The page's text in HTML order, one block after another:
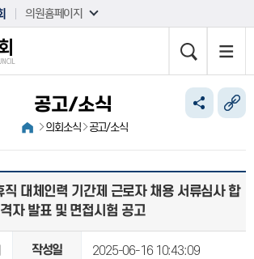
의원홈페이지
공고/소식
의회소식 공고/소식
직 대체인력 기간제 근로자 채용 서류심사 합
격자 발표 및 면접시험 공고
작성일 2025-06-16 10:43:09